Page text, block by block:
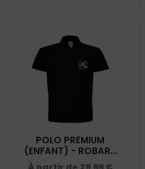
POLO PREMIUM
(ENFANT) - ROBART
PHILIPPE - NOIR -